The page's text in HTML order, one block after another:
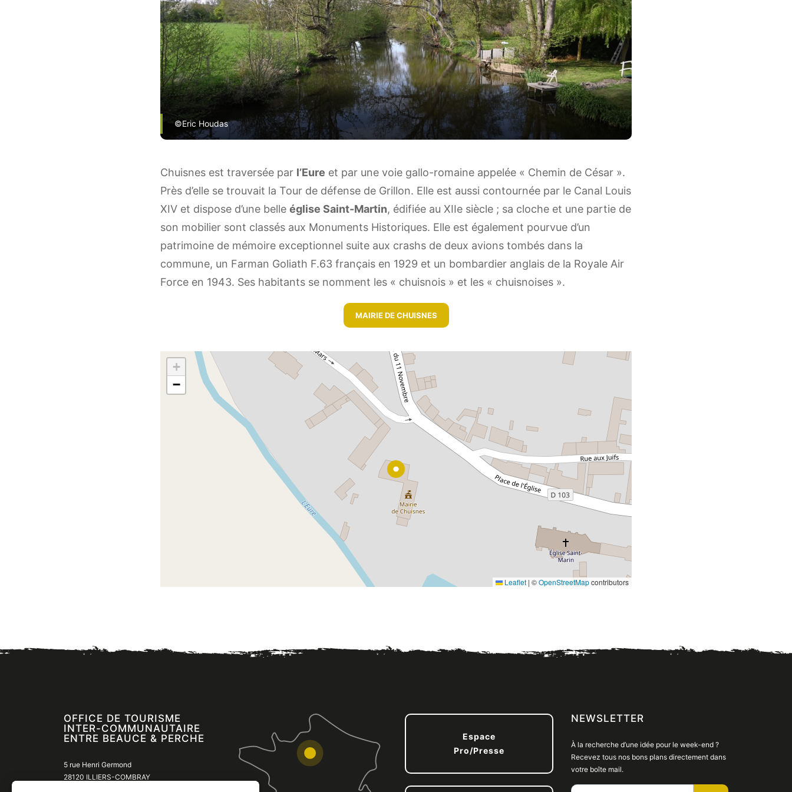
©Eric Houdas
Chuisnes est traversée par l’Eure et par une voie gallo-romaine appelée « Chemin de César ».
Près d’elle se trouvait la Tour de défense de Grillon. Elle est aussi contournée par le Canal Louis
XIV et dispose d’une belle église Saint-Martin, édifiée au XIIe siècle ; sa cloche et une partie de
son mobilier sont classés aux Monuments Historiques. Elle est également pourvue d’un
patrimoine de mémoire exceptionnel suite aux crashs de deux avions tombés dans la
commune, un Farman Goliath F.63 français en 1929 et un bombardier anglais de la Royale Air
Force en 1943. Ses habitants se nomment les « chuisnois » et les « chuisnoises ».
MAIRIE DE CHUISNES
+
−
Leaflet | ©OpenStreetMapcontributors
OFFICE DE TOURISME
INTER-COMMUNAUTAIRE
ENTRE BEAUCE & PERCHE
5 rue Henri Germond
28120 ILLIERS-COMBRAY
Espace
Pro/Presse
NEWSLETTER
À la recherche d’une idée pour le week-end ?
Recevez tous nos bons plans directement dans
votre boîte mail.